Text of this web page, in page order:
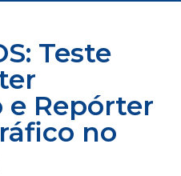
Teste
e Repórter
no